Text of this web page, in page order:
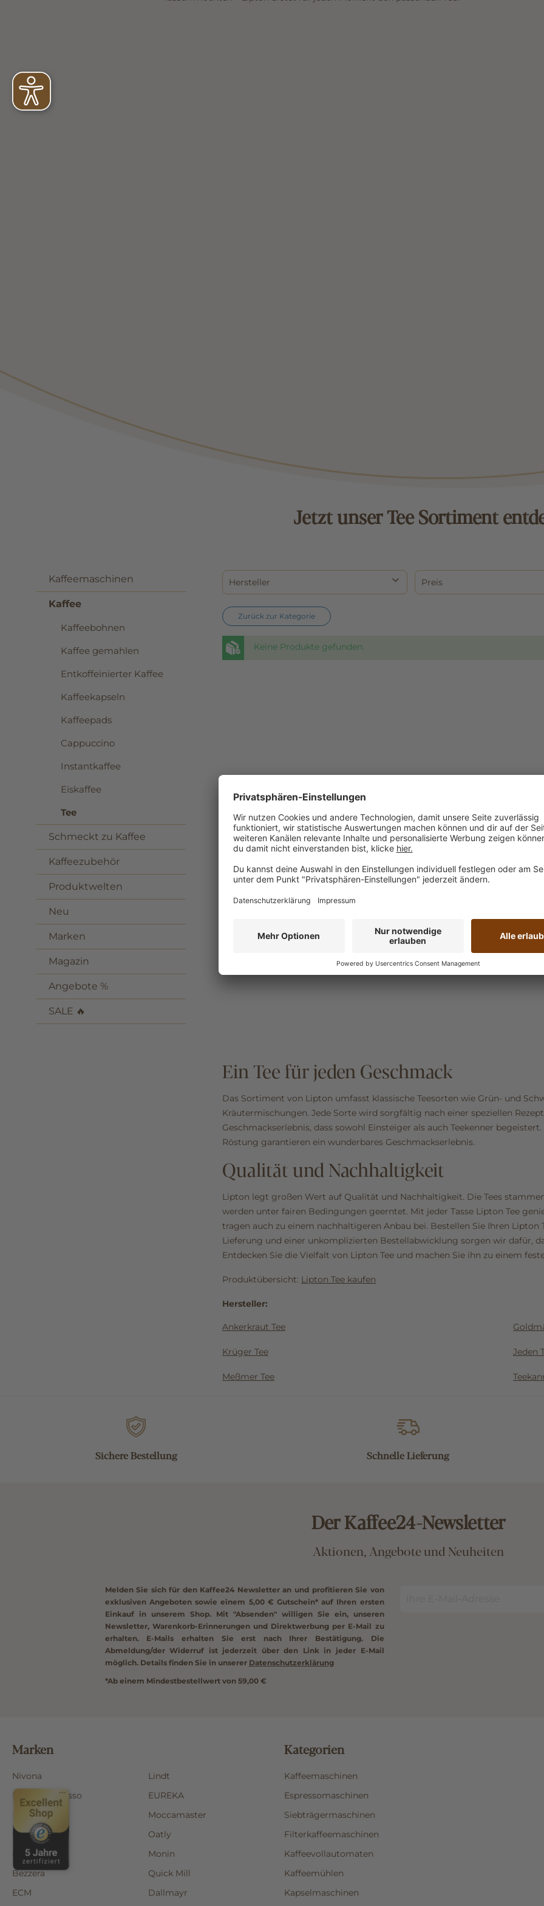
Jetzt unser Tee Sortiment
Kaffeemaschinen
Kaffee
Kaffeebohnen
Kaffee gemahlen
Entkoffeinierter Kaffee
Kaffeekapseln
Kaffeepads
Cappuccino
Instantkaffee
Eiskaffee
Tee
Schmeckt zu Kaffee
Kaffeezubehör
Produktwelten
Neu
Marken
Magazin
Angebote %
SALE 🔥
Hersteller Preis
Zurück zur Kategorie
Keine Produkte gefunden.
Ein Tee für jeden Geschmack
Das Sortiment von Lipton umfasst klassische Teesorten wie Grün- und
Kräutermischungen. Jede Sorte wird sorgfältig nach einer speziellen
Geschmackserlebnis, dass sowohl Einsteiger als auch Teekenner
Röstung garantieren ein wunderbares Geschmackserlebnis.
Qualität und Nachhaltigkeit
Lipton legt großen Wert auf Qualität und Nachhaltigkeit. Die Tees
werden unter fairen Bedingungen geerntet. Mit jeder Tasse Lipton Tee
tragen auch zu einem nachhaltigeren Anbau bei. Bestellen Sie Ihren
Lieferung und einer unkomplizierten Bestellabwicklung sorgen wir dafür,
Entdecken Sie die Vielfalt von Lipton Tee und machen Sie ihn zu einem
Produktübersicht: Lipton Tee kaufen
Hersteller:
Ankerkraut Tee
Krüger Tee Jeden
Meßmer Tee
Sichere Bestellung Schnelle Lieferung
Der Kaffee24-Newsletter
Aktionen, Angebote und Neuheiten
Melden Sie sich für den Kaffee24 Newsletter an und profitieren Sie von
exklusiven Angeboten sowie einem 5,00 € Gutschein*auf Ihren ersten
Einkauf in unserem Shop. Mit "Absenden" willigen Sie ein, unseren
Newsletter, Warenkorb-Erinnerungen und Direktwerbung per E-Mail zu
erhalten. E-Mails erhalten Sie erst nach Ihrer Bestätigung. Die
Abmeldung/der Widerruf ist jederzeit über den Link in jeder E-Mail
möglich. Details finden Sie in unserer Datenschutzerklärung
*Ab einem Mindestbestellwert von 59,00 €
Marken
Nivona
Lindt
Rocket Espresso
EUREKA
LELIT
Moccamaster
Rancilio
Oatly
Darbo
Monin
Bezzera
Quick Mill
ECM
Dallmayr
Kategorien
Kaffeemaschinen
Espressomaschinen
Siebträgermaschinen
Filterkaffeemaschinen
Kaffeevollautomaten
Kaffeemühlen
Kapselmaschinen